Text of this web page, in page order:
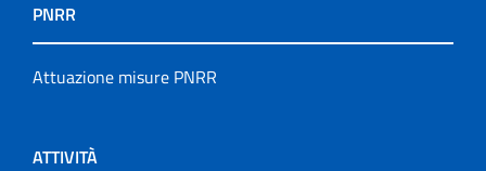
PNRR
Attuazione misure PNRR
ATTIVITÀ